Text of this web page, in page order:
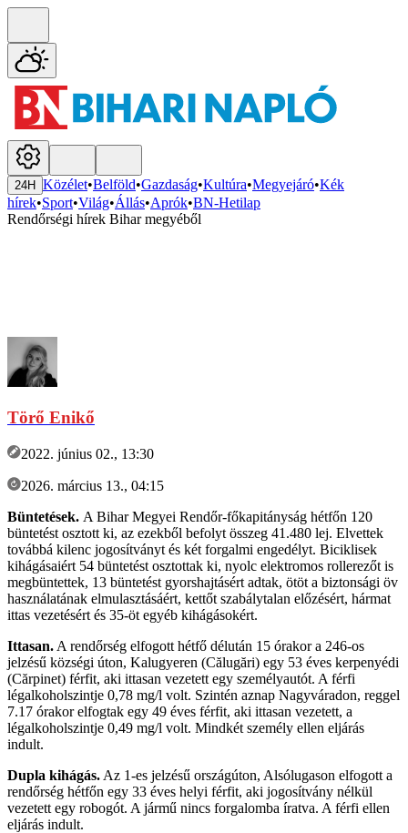
24H Közélet•Belföld•Gazdaság•Kultúra•Megyejáró•Kék
hírek•Sport•Világ•Állás•Aprók•BN-Hetilap
Rendőrségi hírek Bihar megyéből
Törő Enikő
2022. június 02., 13:30
2026. március 13., 04:15
Büntetések. A Bihar Megyei Rendőr-főkapitányság hétfőn 120
büntetést osztott ki, az ezekből befolyt összeg 41.480 lej. Elvettek
továbbá kilenc jogosítványt és két forgalmi engedélyt. Biciklisek
kihágásaiért 54 büntetést osztottak ki, nyolc elektromos rollerezőt is
megbüntettek, 13 büntetést gyorshajtásért adtak, ötöt a biztonsági öv
használatának elmulasztásáért, kettőt szabálytalan előzésért, hármat
ittas vezetésért és 35-öt egyéb kihágásokért.
Ittasan. A rendőrség elfogott hétfő délután 15 órakor a 246-os
jelzésű községi úton, Kalugyeren (Călugări) egy 53 éves kerpenyédi
(Cărpinet) férfit, aki ittasan vezetett egy személyautót. A férfi
légalkoholszintje 0,78 mg/l volt. Szintén aznap Nagyváradon, reggel
7.17 órakor elfogtak egy 49 éves férfit, aki ittasan vezetett, a
légalkoholszintje 0,49 mg/l volt. Mindkét személy ellen eljárás
indult.
Dupla kihágás. Az 1-es jelzésű országúton, Alsólugason elfogott a
rendőrség hétfőn egy 33 éves helyi férfit, aki jogosítvány nélkül
vezetett egy robogót. A jármű nincs forgalomba íratva. A férfi ellen
eljárás indult.